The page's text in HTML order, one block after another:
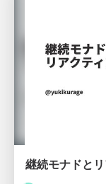
継続モナドと